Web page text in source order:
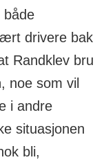
både
drivere bak
Randklev bru
noe som vil
i andre
situasjonen
bli,